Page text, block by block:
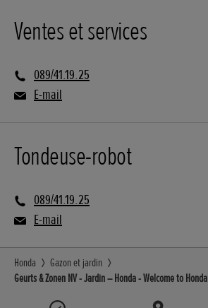
Ventes et services
089/41.19.25
E-mail
Tondeuse-robot
089/41.19.25
E-mail
Honda
Gazon et jardin
Geurts & Zonen NV - Jardin – Honda - Welcome to Honda